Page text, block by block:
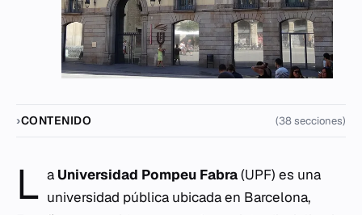
CONTENIDO (38 secciones)
L a Universidad Pompeu Fabra(UPF) es una
universidad pública ubicada en Barcelona,